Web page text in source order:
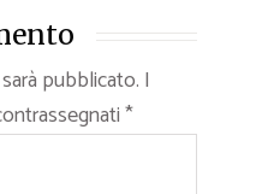
pubblicato. I
*